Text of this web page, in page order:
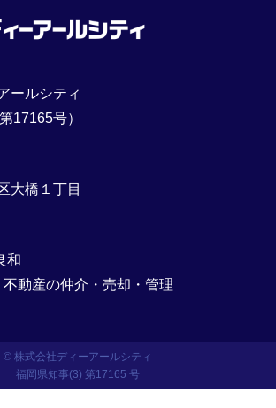
ールシティ
17165号）
大橋１丁目
和
動産の仲介・売却・管理
© 株式会社ディーアールシティ
福岡県知事(3) 第17165 号